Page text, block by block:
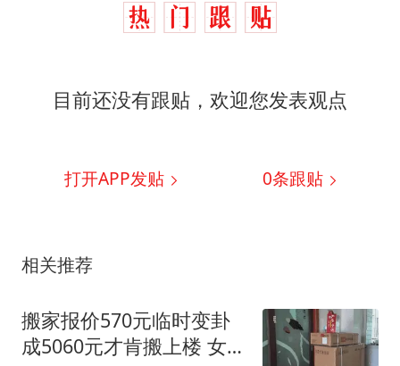
目前还没有跟贴，欢迎您发表观点
打开APP发贴 0条跟贴
相关推荐
搬家报价570元临时变卦
成5060元才肯搬上楼 女子